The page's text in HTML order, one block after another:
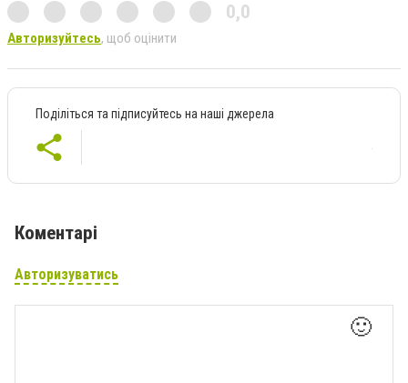
0,0
Авторизуйтесь, щоб оцінити
Поділіться та підписуйтесь на наші джерела
Коментарі
Авторизуватись
🙂